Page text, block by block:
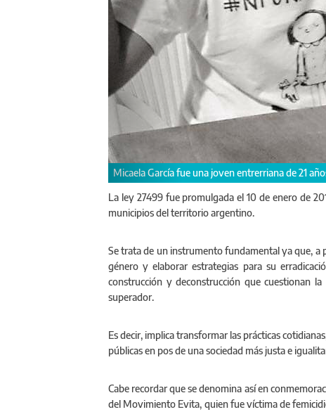
Micaela García fue una joven entrerriana de 21
La ley 27499 fue promulgada el 10 de enero de
municipios del territorio argentino.
Se trata de un instrumento fundamental ya que, a
género y elaborar estrategias para su
construcción y deconstrucción que cuestionan
superador.
Es decir, implica transformar las prácticas
públicas en pos de una sociedad más justa e
Cabe recordar que se denomina así en
del Movimiento Evita, quien fue víctima de